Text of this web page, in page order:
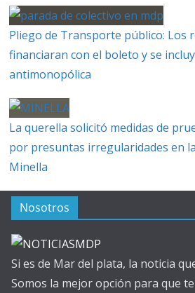
Pliego de Transporte público: Los
financiaran con el boleto y se
antimonopólica
La querella solicitó medidas de
por presuntas irregularidades en
Minella
Nosotros
Si es de Mar del plata, la noticia
Somos la mejor opción para que